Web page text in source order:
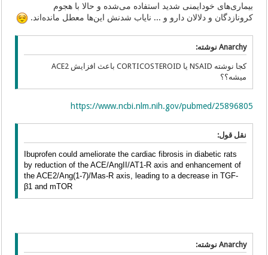
بیماری‌های خودایمنی شدید استفاده می‌شده و حالا با هجوم
کرونا‌زدگان و دلالان دارو و ... نایاب شدنش این‌ها معطل مانده‌اند.
Anarchy نوشته:
کجا نوشته NSAID یا CORTICOSTEROID باعث افزایش ACE2
میشه؟؟
https://www.ncbi.nlm.nih.gov/pubmed/25896805
نقل قول:
Ibuprofen could ameliorate the cardiac fibrosis in diabetic rats
by reduction of the ACE/AngII/AT1-R axis and enhancement of
the ACE2/Ang(1-7)/Mas-R axis, leading to a decrease in TGF-
β1 and mTOR
Anarchy نوشته: